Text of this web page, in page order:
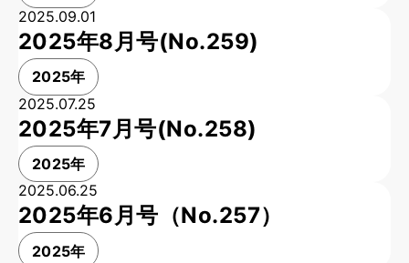
2025.09.01
2025年8月号(No.259)
2025年
2025.07.25
2025年7月号(No.258)
2025年
2025.06.25
2025年6月号（No.257）
2025年